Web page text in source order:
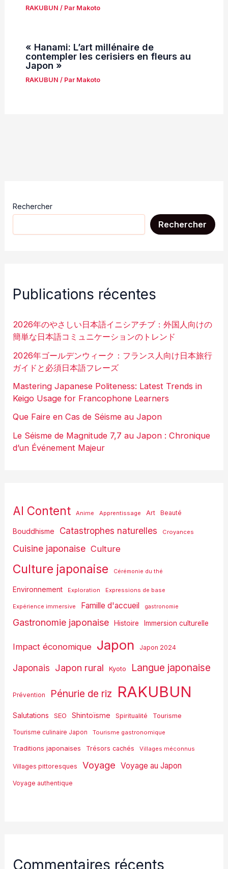
RAKUBUN / Par Makoto
« Hanami: L’art millénaire de
contempler les cerisiers en fleurs au
Japon »
RAKUBUN / Par Makoto
Rechercher
Rechercher
Publications récentes
2026年のやさしい日本語イニシアチブ：外国人向けの
簡単な日本語コミュニケーションのトレンド
2026年ゴールデンウィーク：フランス人向け日本旅行
ガイドと必須日本語フレーズ
Mastering Japanese Politeness: Latest Trends in
Keigo Usage for Francophone Learners
Que Faire en Cas de Séisme au Japon
Le Séisme de Magnitude 7,7 au Japon : Chronique
d’un Événement Majeur
AI Content Anime Apprentissage Art Beauté
Bouddhisme Catastrophes naturelles Croyances
Cuisine japonaise Culture
Culture japonaise Cérémonie du thé
Environnement Exploration Expressions de base
Expérience immersive Famille d'accueil gastronomie
Gastronomie japonaise Histoire Immersion culturelle
Impact économique Japon Japon 2024
Japonais Japon rural Kyoto Langue japonaise
Prévention Pénurie de riz RAKUBUN
Salutations SEO Shintoïsme Spiritualité Tourisme
Tourisme culinaire Japon Tourisme gastronomique
Traditions japonaises Trésors cachés Villages méconnus
Villages pittoresques Voyage Voyage au Japon
Voyage authentique
Commentaires récents